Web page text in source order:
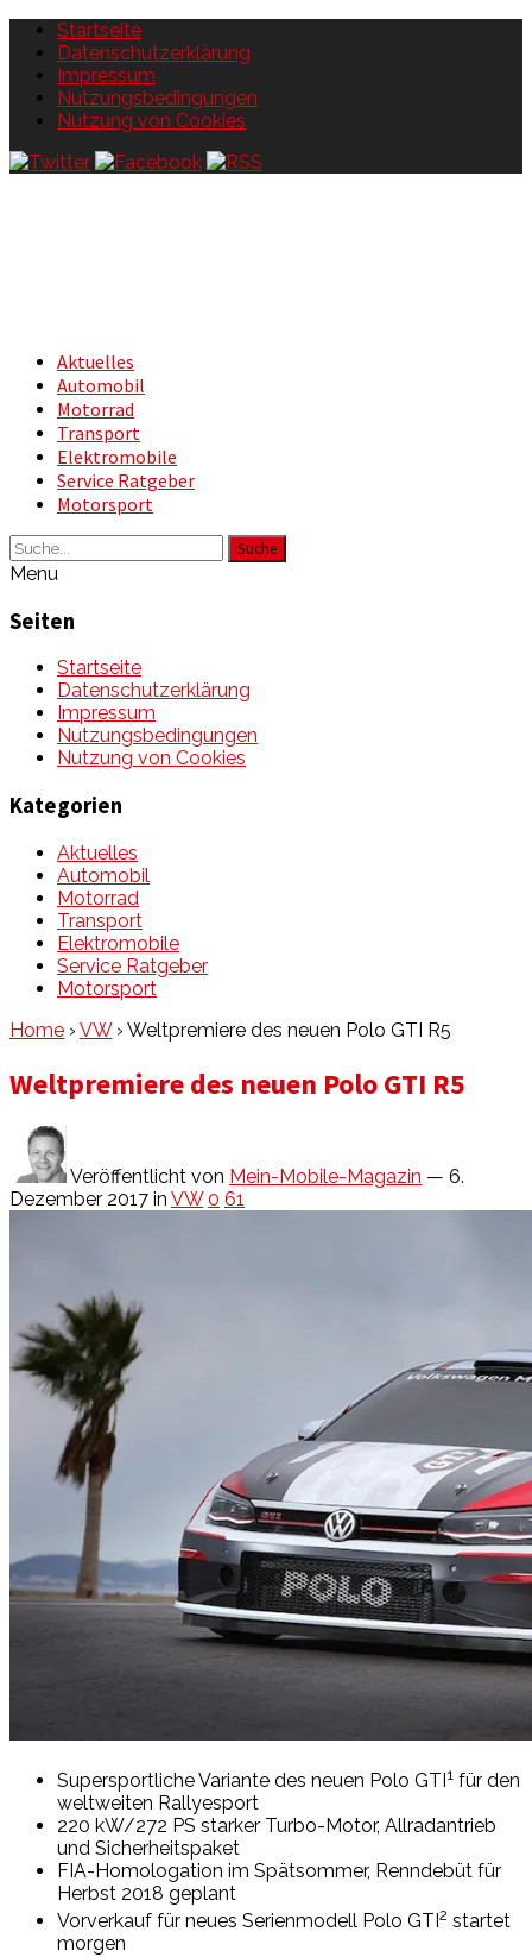
Startseite
Datenschutzerklärung
Impressum
Nutzungsbedingungen
Nutzung von Cookies
Aktuelles
Automobil
Motorrad
Transport
Elektromobile
Service Ratgeber
Motorsport
Suche
Menu
Seiten
Startseite
Datenschutzerklärung
Impressum
Nutzungsbedingungen
Nutzung von Cookies
Kategorien
Aktuelles
Automobil
Motorrad
Transport
Elektromobile
Service Ratgeber
Motorsport
Home › VW › Weltpremiere des neuen Polo GTI R5
Weltpremiere des neuen Polo GTI R5
Veröffentlicht von Mein-Mobile-Magazin — 6.
Dezember 2017 in VW 0 61
Supersportliche Variante des neuen Polo GTI1 für den
weltweiten Rallyesport
220 kW/272 PS starker Turbo-Motor, Allradantrieb
und Sicherheitspaket
FIA-Homologation im Spätsommer, Renndebüt für
Herbst 2018 geplant
Vorverkauf für neues Serienmodell Polo GTI 2 startet
morgen